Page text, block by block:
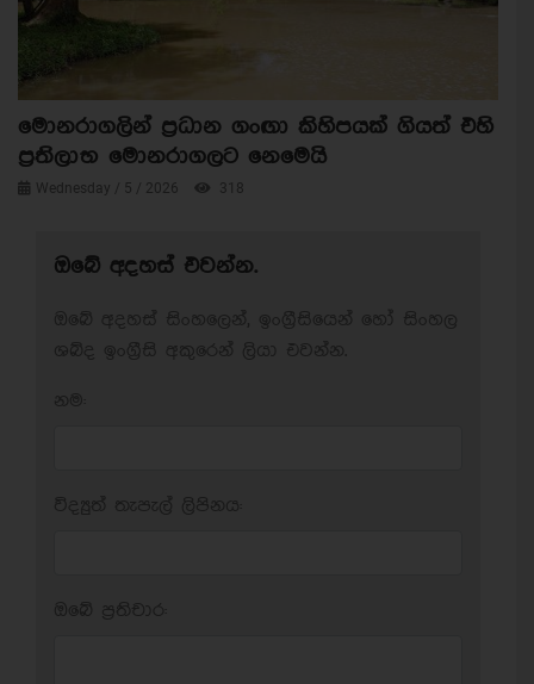
මොනරාගලින් ප්‍රධාන ගංඟා කිහිපයක් ගියත් එහි
ප්‍රතිලාභ මොනරාගලට නෙමෙයි
Wednesday / 5 / 2026 318
ඔබේ අදහස් එවන්න.